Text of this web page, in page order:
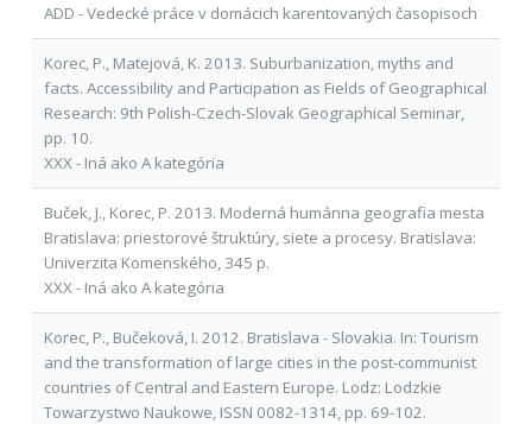
ADD - Vedecké práce v domácich karentovaných časopisoch
Korec, P., Matejová, K. 2013. Suburbanization, myths and
facts. Accessibility and Participation as Fields of Geographical
Research: 9th Polish-Czech-Slovak Geographical Seminar,
pp. 10.
XXX - Iná ako A kategória
Buček, J., Korec, P. 2013. Moderná humánna geografia mesta
Bratislava: priestorové štruktúry, siete a procesy. Bratislava:
Univerzita Komenského, 345 p.
XXX - Iná ako A kategória
Korec, P., Bučeková, I. 2012. Bratislava - Slovakia. In: Tourism
and the transformation of large cities in the post-communist
countries of Central and Eastern Europe. Lodz: Lodzkie
Towarzystwo Naukowe, ISSN 0082-1314, pp. 69-102.